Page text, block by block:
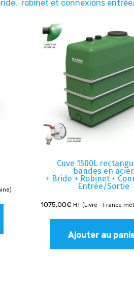
robinet et connexions
Cuve 1500L
bandes en acier
+ Bride + Robinet +
Entrée/Sortie
1075,00€ HT (Livré - France
Ajouter au